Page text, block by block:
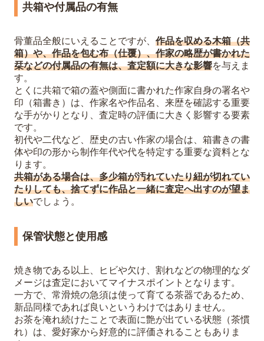
共箱や付属品の有無
骨董品全般にいえることですが、 作品を収める木箱（共
箱）や、作品を包む布（仕覆）、作家の略歴が書かれた
栞などの付属品の有無は、査定額に大きな影響を与えま
す。
とくに共箱で箱の蓋や側面に書かれた作家自身の署名や
印（箱書き）は、作家名や作品名、来歴を確認する重要
な手がかりとなり、査定時の評価に大きく影響する要素
です。
初代や二代など、歴史の古い作家の場合は、箱書きの書
体や印の形から制作年代や代を特定する重要な資料とな
ります。
共箱がある場合は、多少箱が汚れていたり紐が切れてい
たりしても、捨てずに作品と一緒に査定へ出すのが望ま
しいでしょう。
保管状態と使用感
焼き物である以上、ヒビや欠け、割れなどの物理的なダ
メージは査定においてマイナスポイントとなります。
一方で、常滑焼の急須は使って育てる茶器であるため、
新品同様であれば良いというわけではありません。
お茶を淹れ続けたことで表面に艶が出ている状態（茶慣
れ）は、愛好家から好意的に評価されることもありま